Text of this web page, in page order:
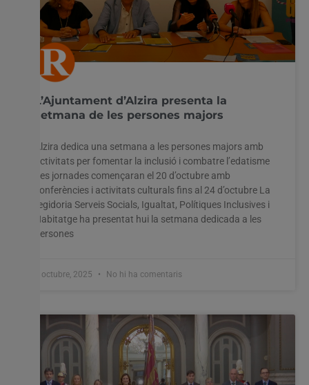
L’Ajuntament d’Alzira presenta la
setmana de les persones majors
Alzira dedica una setmana a les persones majors amb
activitats per fomentar la inclusió i combatre l’edatisme
Les jornades començaran el 20 d’octubre amb
conferències i activitats culturals fins al 24 d’octubre La
regidoria Serveis Socials, Igualtat, Polítiques Inclusives i
Habitatge ha presentat hui la setmana dedicada a les
persones
8 octubre, 2025 No hi ha comentaris